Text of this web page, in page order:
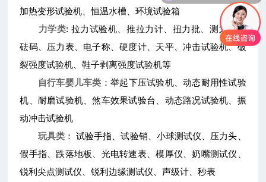
加热变形试验机、恒温水槽、环境试验箱
力学类: 拉力试验机、推拉力计、扭力批、测力仪、
砝码、压力表、电子称、硬度计、天平、冲击试验机、破
裂强度试验机、鞋子剥离强度试验机等
自行车婴儿车类 ：举起下压试验机、动态耐用性试验
机、耐磨试验机、煞车效果试验台、动态路况试验机、振
动冲击试验机
玩具类： 试验手指、试验销、小球测试仪、压力头、
假手指、跌落地板、光电转速表、模厚仪、奶嘴测试仪、
锐利尖点测试仪、锐利边缘测试仪、声级计、秒表